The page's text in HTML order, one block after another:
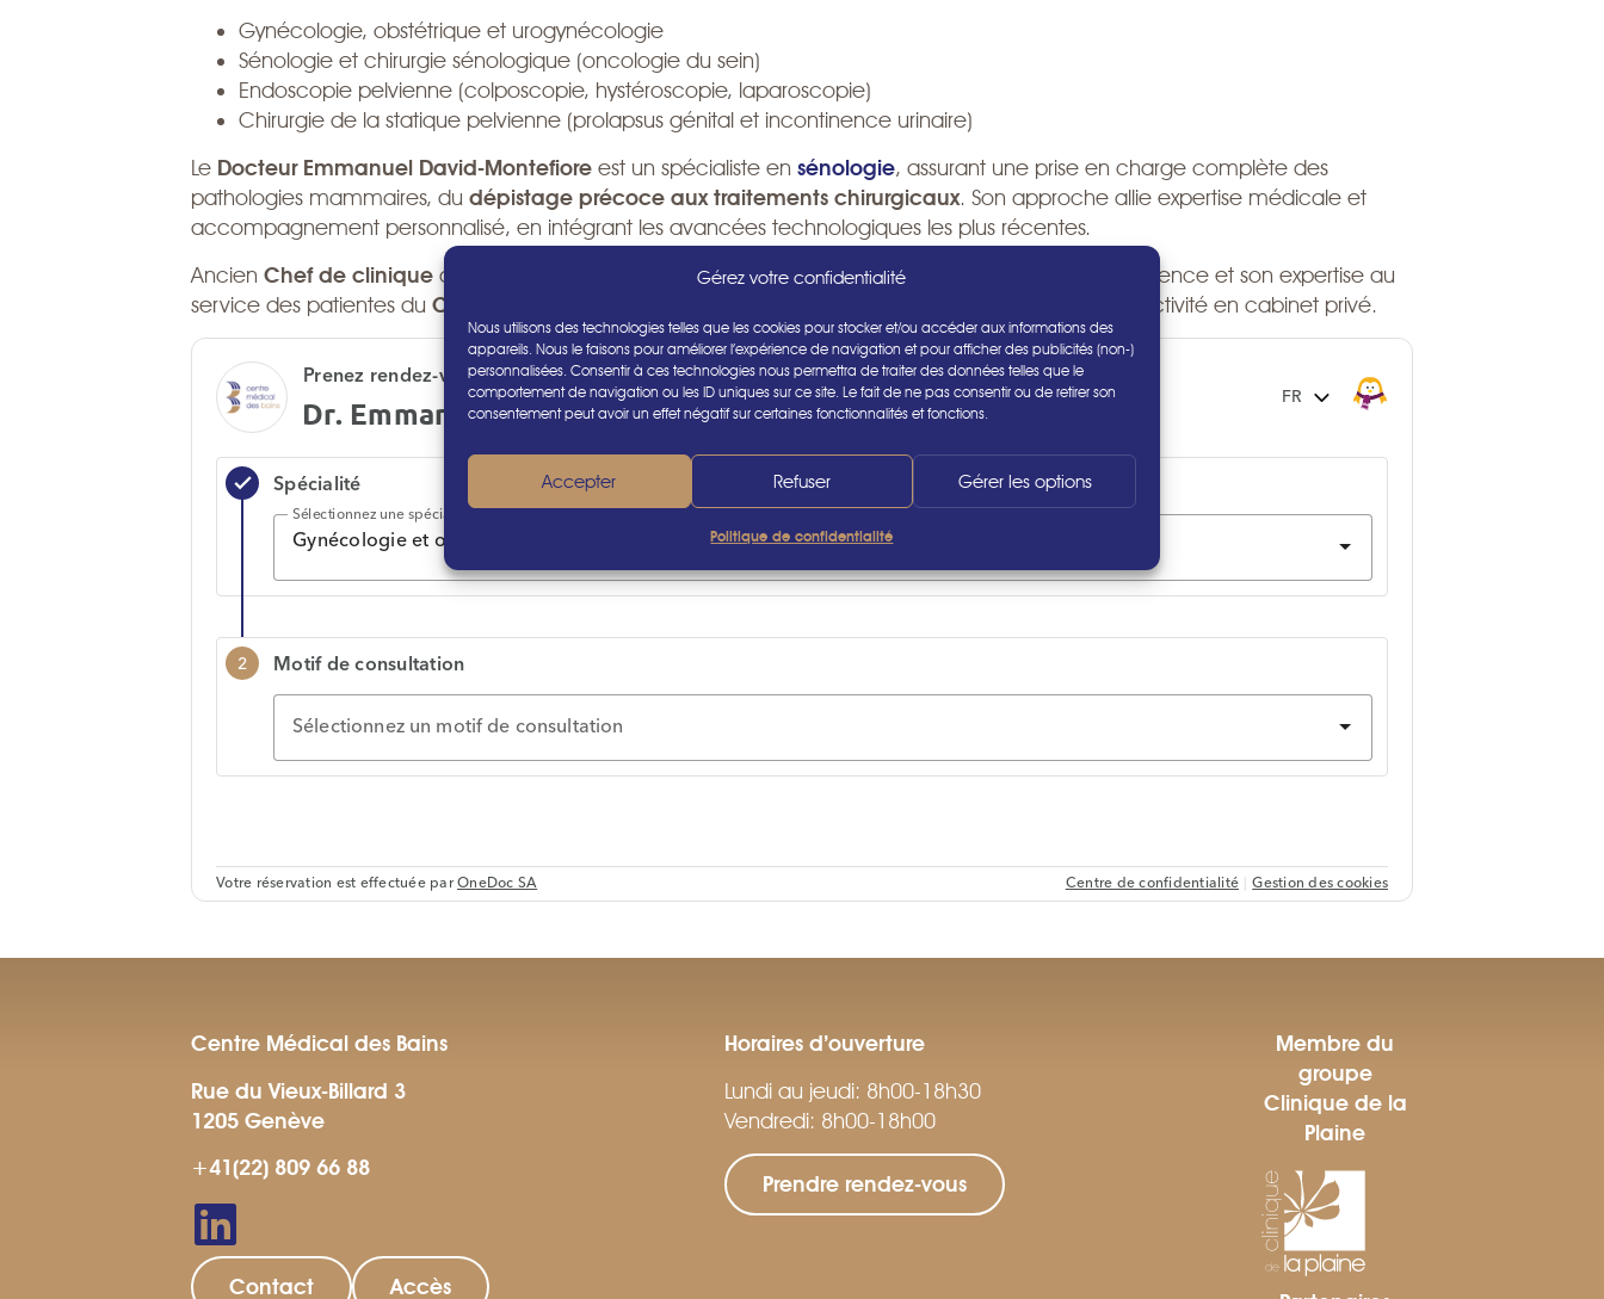
Gérez votre confidentialité
Nous utilisons des technologies telles que les cookies pour stocker et/ou accéder aux informations des
appareils. Nous le faisons pour améliorer l’expérience de navigation et pour afficher des publicités (non-)
personnalisées. Consentir à ces technologies nous permettra de traiter des données telles que le
comportement de navigation ou les ID uniques sur ce site. Le fait de ne pas consentir ou de retirer son
consentement peut avoir un effet négatif sur certaines fonctionnalités et fonctions.
Accepter Refuser Gérer les options
Politique de confidentialité
Gynécologie, obstétrique et urogynécologie
Sénologie et chirurgie sénologique (oncologie du sein)
Endoscopie pelvienne (colposcopie, hystéroscopie, laparoscopie)
Chirurgie de la statique pelvienne (prolapsus génital et incontinence urinaire)
Le Docteur Emmanuel David-Montefiore est un spécialiste en sénologie, assurant une prise en charge complète des
pathologies mammaires, du dépistage précoce aux traitements chirurgicaux. Son approche allie expertise médicale et
accompagnement personnalisé, en intégrant les avancées technologiques les plus récentes.
Ancien Chef de clinique aux Hôpitaux Universitaires de Genève (HUG), il met aujourd’hui son expérience et son expertise au
service des patientes du Centre Médical des Bains , où il consulte depuis 2023, en parallèle à son activité en cabinet privé.
Centre Médical des Bains
Rue du Vieux-Billard 3
1205 Genève
+41(22) 809 66 88
Contact Accès
Horaires d’ouverture
Lundi au jeudi: 8h00-18h30
Vendredi: 8h00-18h00
Prendre rendez-vous
Membre du
groupe
Clinique de la
Plaine